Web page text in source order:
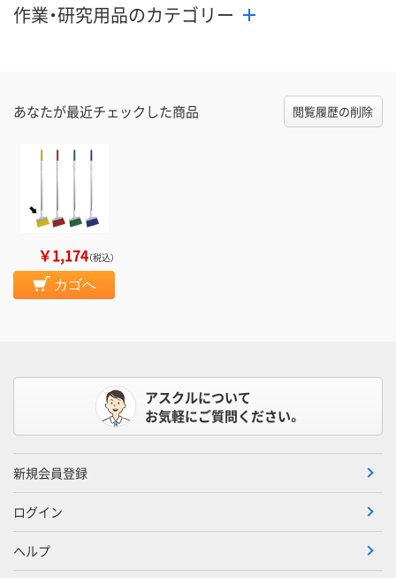
作業・研究用品のカテゴリー
あなたが最近チェックした商品 閲覧履歴の削除
￥1,174（税込）
カゴへ
アスクルについて
お気軽にご質問ください。
新規会員登録
ログイン
ヘルプ